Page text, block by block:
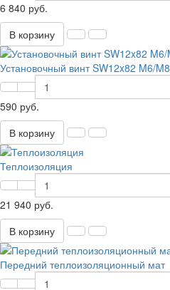
6 840 руб.
В корзину
Установочный винт SW12x82 M6/M8
590 руб.
В корзину
Теплоизоляция
21 940 руб.
В корзину
Передний теплоизоляционный мат